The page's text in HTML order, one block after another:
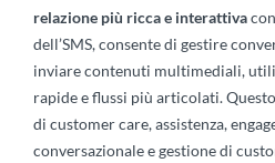
relazione più ricca e interattiva
dell’SMS, consente di gestire
inviare contenuti multimediali,
rapide e flussi più articolati.
di customer care, assistenza,
conversazionale e gestione di